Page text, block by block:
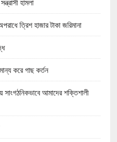
ত্রিশ হাজার টাকা জরিমানা
করে গাছ কর্তন
আমাদের শক্তিশালী